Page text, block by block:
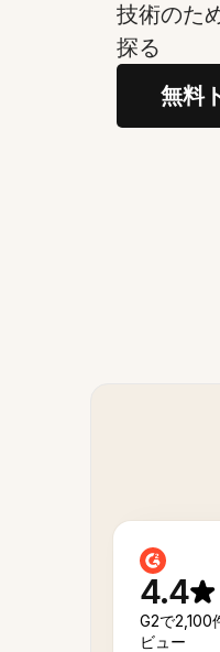
技術のた
探る
無料
4.4
G2で2,100
ビュー